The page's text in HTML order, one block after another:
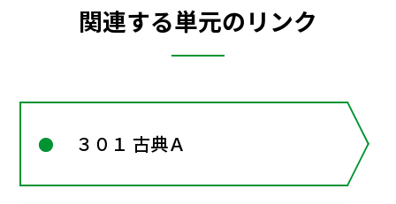
関連する単元のリンク
３０１ 古典Ａ